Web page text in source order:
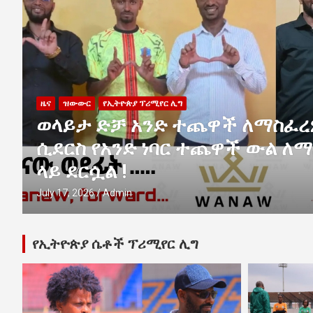
ላይ
ከስምምነት
ቃለ ምልልስ ዜና የኢትዮጵያ ከ20 ዓመት
አንድነት መሰረታዊ
አሰልጣኝ አማሃ ዘውዴ
July 5, 2026 Admin
የኢትዮጵያ ሴቶች ፕሪሚየር ሊግ